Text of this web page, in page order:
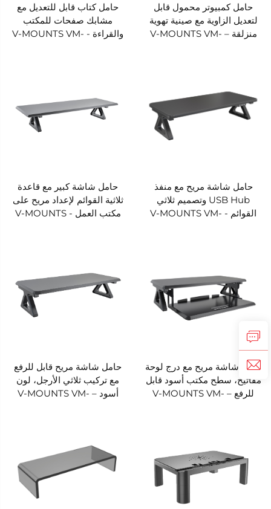
حامل كمبيوتر محمول قابل
لتعديل الزاوية مع صينية تهوية
منزلقة – V-MOUNTS VM-
حامل كتاب قابل للتعديل مع
مشابك صفحات للمكتب
والقراءة - V-MOUNTS VM-
حامل شاشة مريح مع منفذ
USB Hub وتصميم ثلاثي
القوائم - V-MOUNTS VM-
حامل شاشة كبير مع قاعدة
ثلاثية القوائم لإعداد مريح على
مكتب العمل - V-MOUNTS
حامل شاشة مريح مع درج لوحة
مفاتيح، سطح مكتب أسود قابل
للرفع – V-MOUNTS VM-
حامل شاشة مريح قابل للرفع
مع تركيب ثلاثي الأرجل، لون
أسود – V-MOUNTS VM-